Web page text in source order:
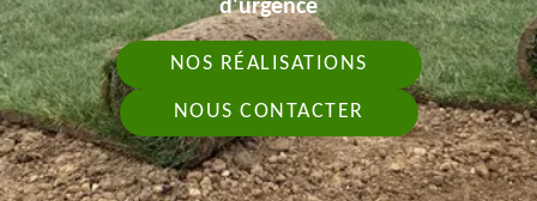
d'urgence
NOS RÉALISATIONS
NOUS CONTACTER